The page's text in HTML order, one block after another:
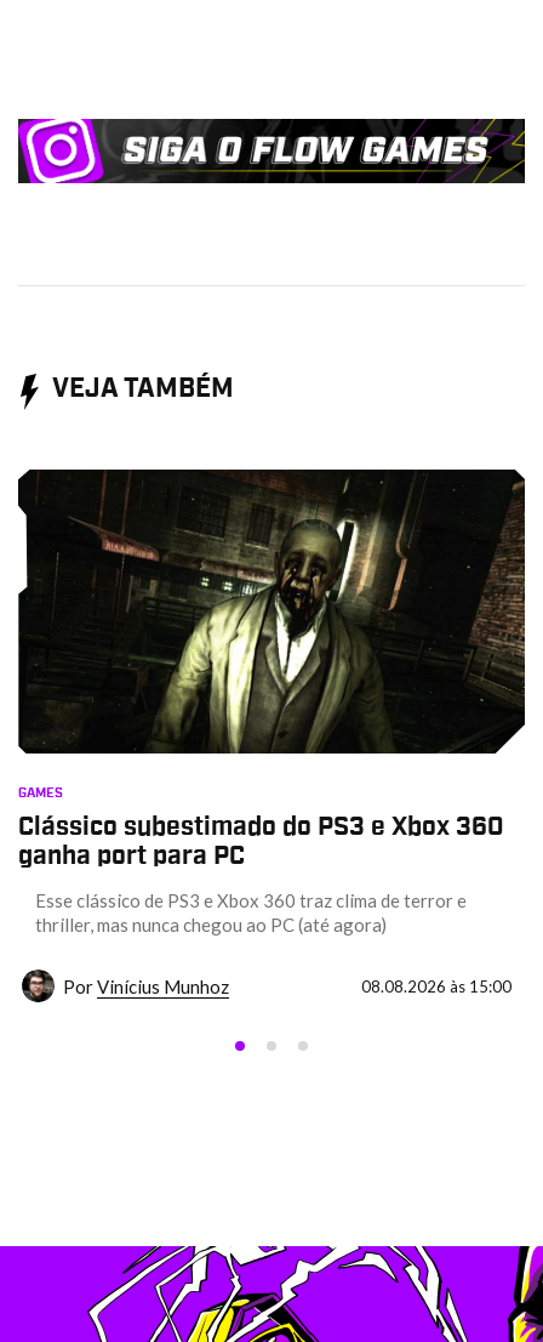
VEJA TAMBÉM
GAMES
Clássico subestimado do PS3 e Xbox 360
ganha port para PC
Esse clássico de PS3 e Xbox 360 traz clima de terror e
thriller, mas nunca chegou ao PC (até agora)
PorVinícius Munhoz 08.08.2026 às 15:00